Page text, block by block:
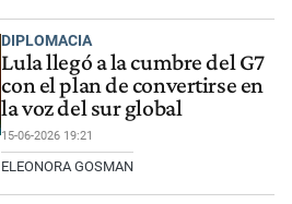
DIPLOMACIA
Lula llegó a la cumbre del G7
con el plan de convertirse en
la voz del sur global
15-06-2026 19:21
ELEONORA GOSMAN